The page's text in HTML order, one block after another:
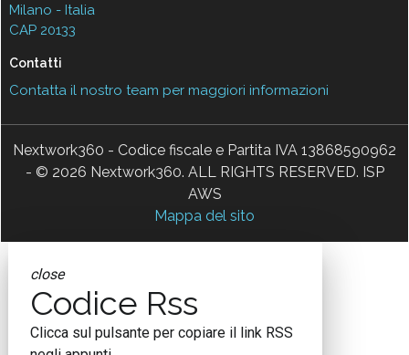
Milano - Italia
CAP 20133
Contatti
Contatta il nostro team per maggiori informazioni
Nextwork360 - Codice fiscale e Partita IVA 13868590962
- © 2026 Nextwork360. ALL RIGHTS RESERVED. ISP
AWS
Mappa del sito
close
Codice Rss
Clicca sul pulsante per copiare il link RSS